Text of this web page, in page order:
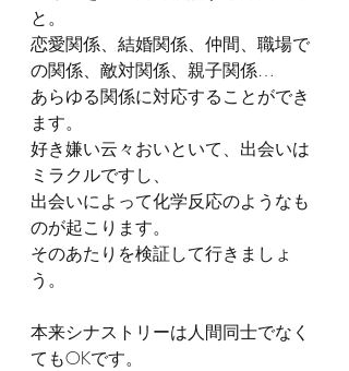
と。
恋愛関係、結婚関係、仲間、職場で
の関係、敵対関係、親子関係…
あらゆる関係に対応することができ
ます。
好き嫌い云々おいといて、出会いは
ミラクルですし、
出会いによって化学反応のようなも
のが起こります。
そのあたりを検証して行きましょ
う。
本来シナストリーは人間同士でなく
てもOKです。